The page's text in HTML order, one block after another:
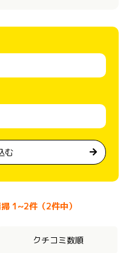
む
1~2件（2件中）
クチコミ数順